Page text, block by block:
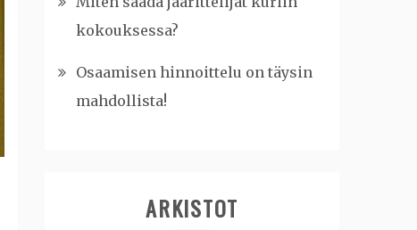
kokouksessa?
Osaamisen hinnoittelu on täysin
mahdollista!
ARKISTOT